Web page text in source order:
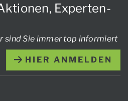
Experten-
sind Sie immer top informiert
HIER ANMELDEN